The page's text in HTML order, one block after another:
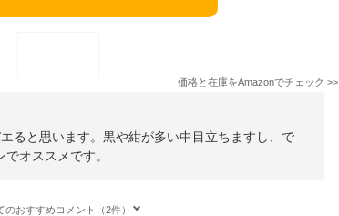
価格と在庫をAmazonでチェック >>
ると思います。黒や紺が多い中目立ちますし、で
オススメです。
のおすすめコメント（2件）